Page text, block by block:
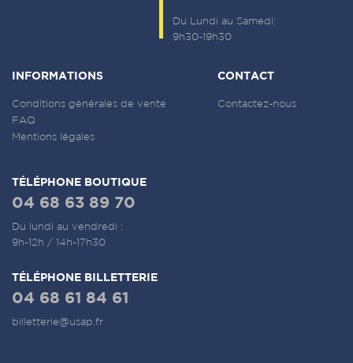
Du Lundi au Samedi:
9h30-19h30
INFORMATIONS
Conditions générales de vente
FAQ
Mentions légales
TÉLÉPHONE BOUTIQUE
04 68 63 89 70
Du lundi au vendredi :
9h-12h / 14h-17h30
TÉLÉPHONE BILLETTERIE
04 68 61 84 61
billetterie@usap.fr
CONTACT
Contactez-nous